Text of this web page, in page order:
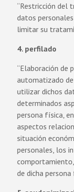
“Restricción del
datos
limitar su
4. perfilado
“Elaboración
automatizado
utilizar dichos
determinados
persona física,
aspectos
situación
personales, los
de dicha persona